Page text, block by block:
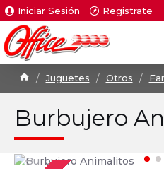
Iniciar Sesión Registrate
Juguetes Otros
Burbujero